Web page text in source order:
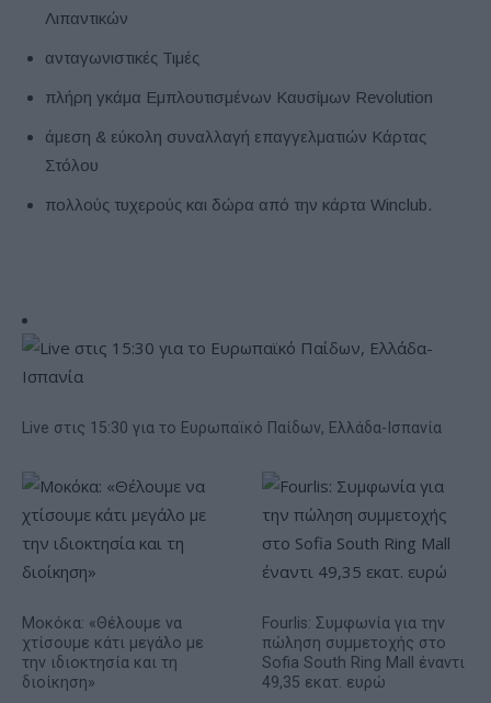
Λιπαντικών
ανταγωνιστικές Τιμές
πλήρη γκάμα Εμπλουτισμένων Καυσίμων Revolution
άμεση & εύκολη συναλλαγή επαγγελματιών Κάρτας
Στόλου
πολλούς τυχερούς και δώρα από την κάρτα Winclub.
Live στις 15:30 για το Ευρωπαϊκό Παίδων, Ελλάδα-Ισπανία
Μοκόκα: «Θέλουμε να
χτίσουμε κάτι μεγάλο με
την ιδιοκτησία και τη
διοίκηση»
Fourlis: Συμφωνία για την
πώληση συμμετοχής στο
Sofia South Ring Mall έναντι
49,35 εκατ. ευρώ